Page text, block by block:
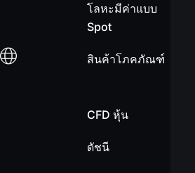
โลหะมีค่าแบบ
Spot
สินค้าโภคภัณฑ์
CFD หุ้น
ดัชนี